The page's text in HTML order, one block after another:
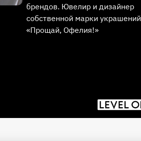
брендов. Ювелир и дизайнер
собственной марки украшений
«Прощай, Офелия!»